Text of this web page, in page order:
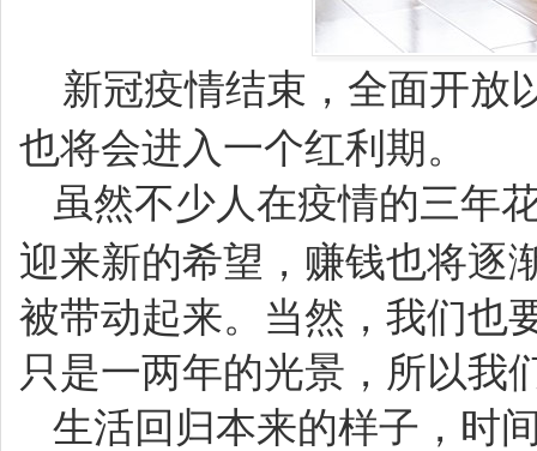
新冠疫情结束，全面开放
也将会进入一个红利期 。
虽然不少人在疫情的三年
迎来新的希望，赚钱也将逐
被带动起来。当然， 我们也
只是一两年的光景 ，所以我
生活回归本来的样子，时